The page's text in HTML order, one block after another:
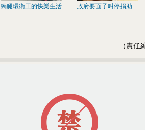
獨腿環衛工的快樂生活 政府要面子叫停捐助
（責任